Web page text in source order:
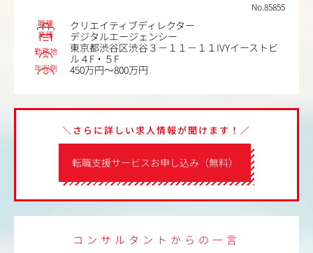
No.85855
職種 クリエイティブディレクター
業種 デジタルエージェンシー
勤務地
東京都渋谷区渋谷３－１１－１１IVYイーストビ
ル４F・５F
年収例 450万円～800万円
転職支援サービスお申し込み（無料）
＼さらに詳しい求人情報が聞けます！／
コンサルタントからの一言